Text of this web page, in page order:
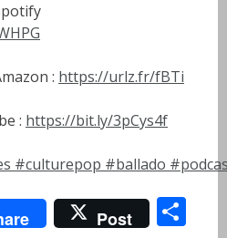
: https://urlz.fr/fBTi
: https://bit.ly/3pCys4f
#culturepop #ballado
Post